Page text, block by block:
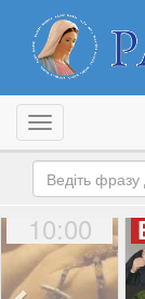
Toggle
10:00